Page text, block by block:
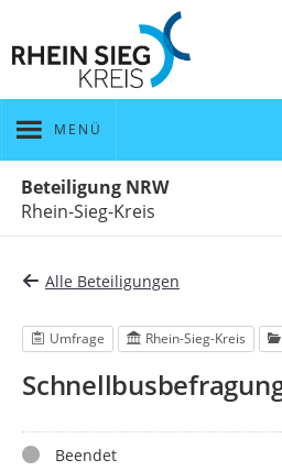
MENÜ
Beteiligung NRW
Rhein-Sieg-Kreis
Alle Beteiligungen
Umfrage Rhein-Sieg-Kreis
StatusBeendet